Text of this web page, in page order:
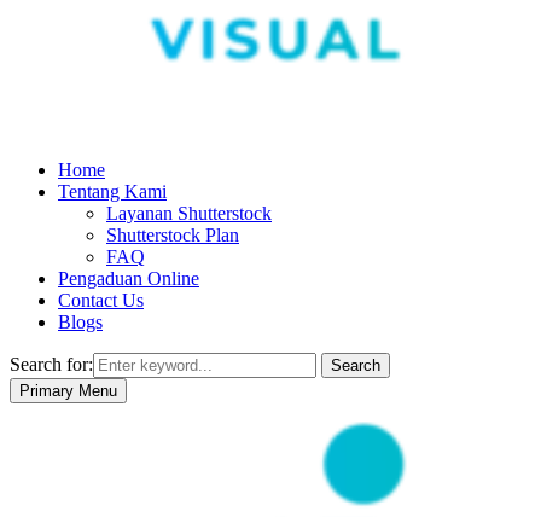
Home
Tentang Kami
Layanan Shutterstock
Shutterstock Plan
FAQ
Pengaduan Online
Contact Us
Blogs
Search for:
Search
Primary Menu